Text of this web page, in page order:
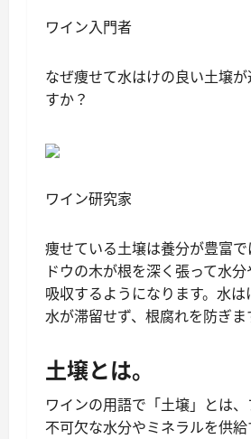
ワイン入門者
なぜ痩せて水はけの良い土壌
すか？
ワイン研究家
痩せている土壌は養分が豊富
ドウの木が根を深く張って水
吸収するようになります。水
水が滞留せず、根腐れを防ぎま
土壌とは。
ワインの用語で「土壌」とは
不可欠な水分やミネラルを供